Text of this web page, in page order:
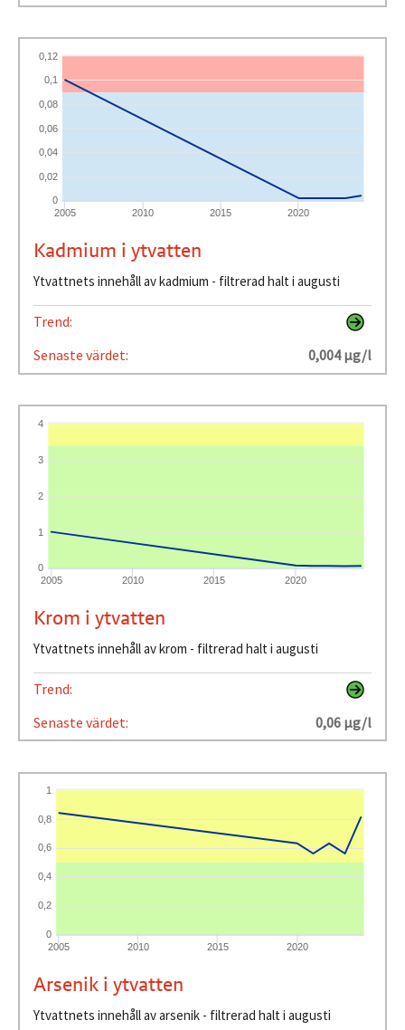
2005 2010 2015 2020
0
0,02
0,04
0,06
0,08
0,1
0,12
Kadmium i ytvatten
Ytvattnets innehåll av kadmium - filtrerad halt i augusti
Trend:
Senaste värdet:
0,004 µg/l
2005 2010 2015 2020
0
1
2
3
4
Krom i ytvatten
Ytvattnets innehåll av krom - filtrerad halt i augusti
Trend:
Senaste värdet:
0,06 µg/l
2005 2010 2015 2020
0
0,2
0,4
0,6
0,8
1
Arsenik i ytvatten
Ytvattnets innehåll av arsenik - filtrerad halt i augusti